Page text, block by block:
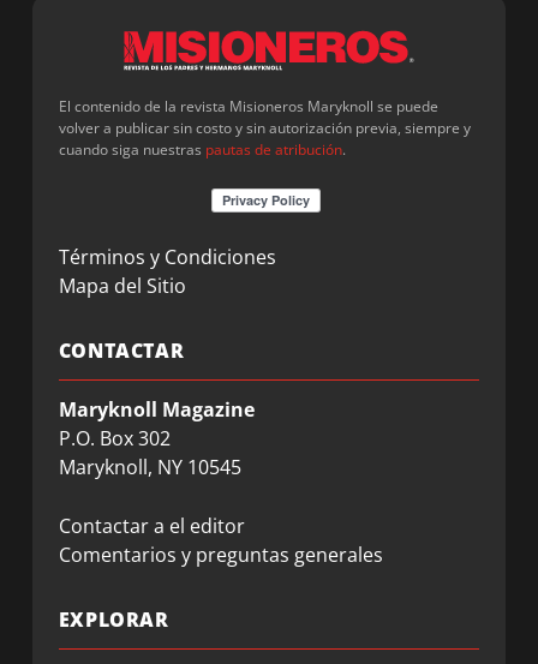
El contenido de la revista Misioneros Maryknoll se puede
volver a publicar sin costo y sin autorización previa, siempre y
cuando siga nuestras pautas de atribución.
Términos y Condiciones
Mapa del Sitio
CONTACTAR
Maryknoll Magazine
P.O. Box 302
Maryknoll, NY 10545
Contactar a el editor
Comentarios y preguntas generales
EXPLORAR